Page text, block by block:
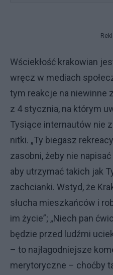
Wściekłość krakowian
wręcz w mediach
tym reakcje na niewinne
z 4 stycznia, na którym
Tysiące internautów nie
nitki. „Ty biegasz
zasobni, żeby nie
aby utrzymać takich jak
zachcianki. Wstyd, że
słucha mieszkańców i
im życie”; „Niech pan
będzie przed ludźmi
– to najłagodniejsze
merytoryczne – choćby